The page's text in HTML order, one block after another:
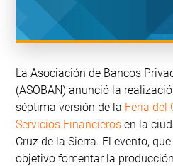
La Asociación de Bancos
(ASOBAN) anunció la
séptima versión de la Feria del
Servicios Financieros en la
Cruz de la Sierra. El evento,
objetivo fomentar la